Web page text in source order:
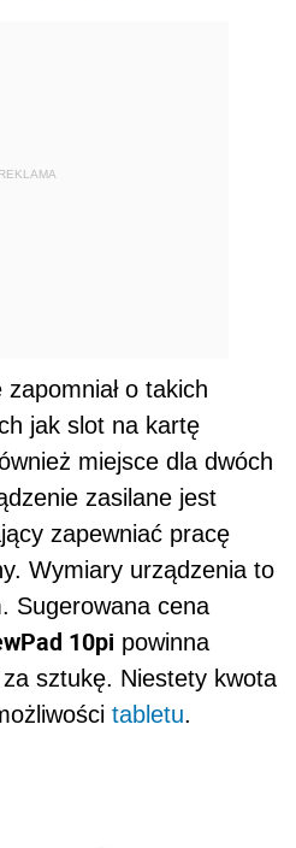
REKLAMA
o takich
jak slot na kartę
miejsce dla dwóch
zasilane jest
zapewniać pracę
Wymiary urządzenia to
Sugerowana cena
10pi powinna
sztukę. Niestety kwota
tabletu.